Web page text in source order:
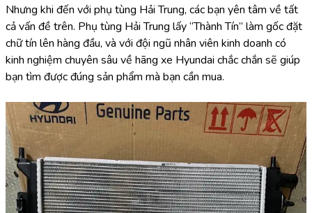
Nhưng khi đến với phụ tùng Hải Trung, các bạn yên tâm về tất
cả vấn đề trên. Phụ tùng Hải Trung lấy “Thành Tín” làm gốc đặt
chữ tín lên hàng đầu, và với đội ngũ nhân viên kinh doanh có
kinh nghiệm chuyên sâu về hãng xe Hyundai chắc chắn sẽ giúp
bạn tìm được đúng sản phẩm mà bạn cần mua.